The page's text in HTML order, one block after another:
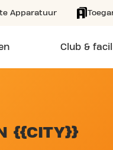
Apparatuur
Club &
{{CITY}}